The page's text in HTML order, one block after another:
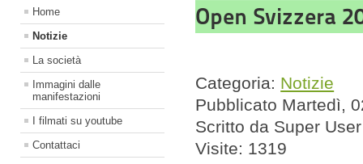
Home
Notizie
La società
Immagini dalle
manifestazioni
I filmati su youtube
Contattaci
Open Svizzera
Categoria: Notizie
Pubblicato Martedì,
Scritto da Super User
Visite: 1319